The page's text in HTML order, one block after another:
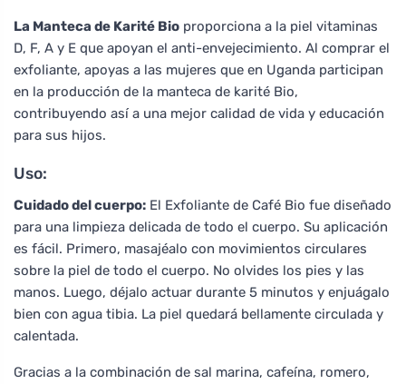
La Manteca de Karité Bio proporciona a la piel vitaminas
D, F, A y E que apoyan el anti-envejecimiento. Al comprar el
exfoliante, apoyas a las mujeres que en Uganda participan
en la producción de la manteca de karité Bio,
contribuyendo así a una mejor calidad de vida y educación
para sus hijos.
Uso:
Cuidado del cuerpo: El Exfoliante de Café Bio fue diseñado
para una limpieza delicada de todo el cuerpo. Su aplicación
es fácil. Primero, masajéalo con movimientos circulares
sobre la piel de todo el cuerpo. No olvides los pies y las
manos. Luego, déjalo actuar durante 5 minutos y enjuágalo
bien con agua tibia. La piel quedará bellamente circulada y
calentada.
Gracias a la combinación de sal marina, cafeína, romero,